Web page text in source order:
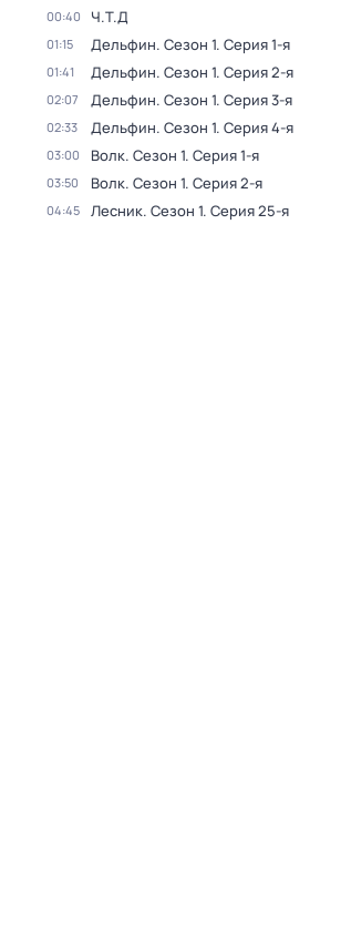
00:40 Ч.T.Д
01:15 Дельфин. Сезон 1. Серия 1-я
01:41 Дельфин. Сезон 1. Серия 2-я
02:07 Дельфин. Сезон 1. Серия 3-я
02:33 Дельфин. Сезон 1. Серия 4-я
03:00 Волк. Сезон 1. Серия 1-я
03:50 Волк. Сезон 1. Серия 2-я
04:45 Лесник. Сезон 1. Серия 25-я